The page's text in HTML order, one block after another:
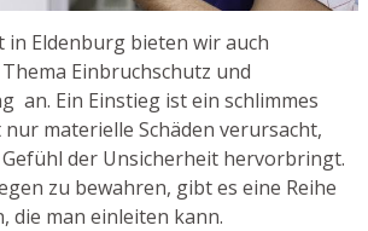
in Eldenburg bieten wir auch
Einbruchschutz und
an. Ein Einstieg ist ein schlimmes
nur materielle Schäden verursacht,
der Unsicherheit hervorbringt.
zu bewahren, gibt es eine Reihe
die man einleiten kann.